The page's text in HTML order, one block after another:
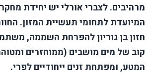
מרהיבים. לצברי אורלי יש יחידת
המיועדת לתחומי תעשיית המזון.
חזון בן גוריון להפרחת השממה,
קוב של מים מושבים (ממוחזרים
המטע, ומפתחת זנים